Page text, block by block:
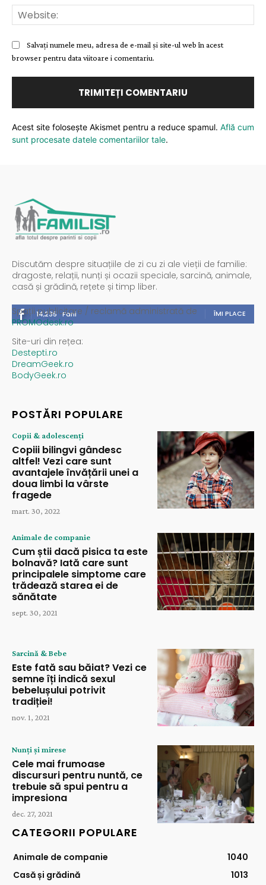
Salvați numele meu, adresa de e-mail și site-ul web în acest
browser pentru data viitoare i comentariu.
Acest site folosește Akismet pentru a reduce spamul. Află cum
sunt procesate datele comentariilor tale.
Discutăm despre situațiile de zi cu zi ale vieții de familie:
dragoste, relații, nunți și ocazii speciale, sarcină, animale,
casă și grădină, rețete și timp liber.
14,235 Fani ÎMI PLACE
Spații publicitare / reclamă administrată de
PROMOdesk.ro
Site-uri din rețea:
Destepti.ro
DreamGeek.ro
BodyGeek.ro
POSTĂRI POPULARE
Copii & adolescenți
Copiii bilingvi gândesc
altfel! Vezi care sunt
avantajele învățării unei a
doua limbi la vârste
fragede
mart. 30, 2022
Animale de companie
Cum știi dacă pisica ta este
bolnavă? Iată care sunt
principalele simptome care
trădează starea ei de
sănătate
sept. 30, 2021
Sarcină & Bebe
Este fată sau băiat? Vezi ce
semne îți indică sexul
bebelușului potrivit
tradiției!
nov. 1, 2021
Nunți și mirese
Cele mai frumoase
discursuri pentru nuntă, ce
trebuie să spui pentru a
impresiona
dec. 27, 2021
CATEGORII POPULARE
Animale de companie
1040
Casă și grădină
1013